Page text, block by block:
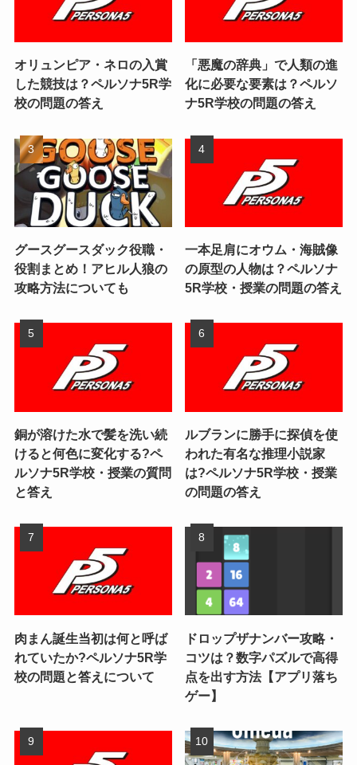
オリュンピア・ネロの入賞
した競技は？ペルソナ5R学
校の問題の答え
「悪魔の辞典」で人類の進
化に必要な要素は？ペルソ
ナ5R学校の問題の答え
グースグースダック役職・
役割まとめ！アヒル人狼の
攻略方法についても
一本足肩にオウム・海賊像
の原型の人物は？ペルソナ
5R学校・授業の問題の答え
銅が溶けた水で髪を洗い続
けると何色に変化する?ペ
ルソナ5R学校・授業の質問
と答え
ルブランに勝手に探偵を使
われた有名な推理小説家
は?ペルソナ5R学校・授業
の問題の答え
肉まん誕生当初は何と呼ば
れていたか?ペルソナ5R学
校の問題と答えについて
ドロップザナンバー攻略・
コツは？数字パズルで高得
点を出す方法【アプリ落ち
ゲー】